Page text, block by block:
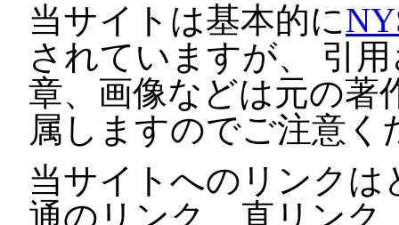
当サイトは基本的に
されていますが、 引
章、画像などは元の著
属しますのでご注意く
当サイトへのリンクは
通のリンク、直リンク